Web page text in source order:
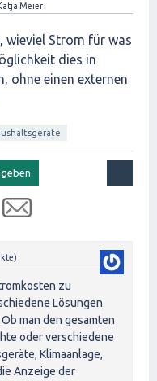
Meier
wieviel Strom für was
dies in
ohne einen externen
zu
Lösungen
man den gesamten
oder verschiedene
Klimaanlage,
Anzeige der